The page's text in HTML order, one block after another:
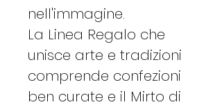
nell'immagine.
La Linea Regalo che
unisce arte e tradizioni
comprende confezioni
ben curate e il Mirto di